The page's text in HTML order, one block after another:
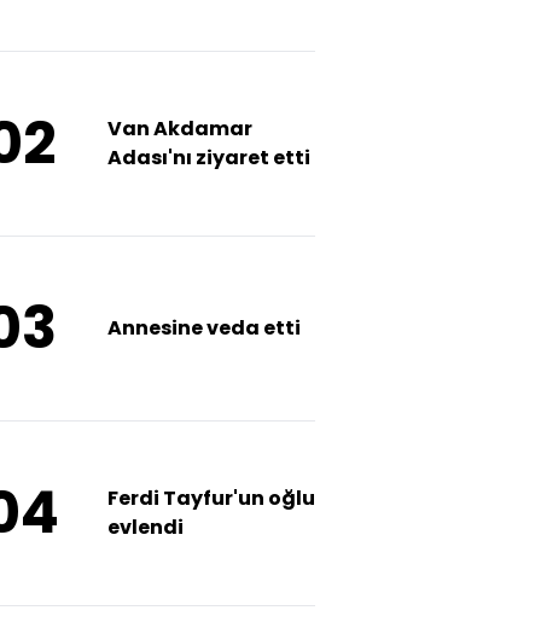
Van Akdamar
Adası'nı ziyaret etti
Annesine veda etti
Ferdi Tayfur'un oğlu
evlendi